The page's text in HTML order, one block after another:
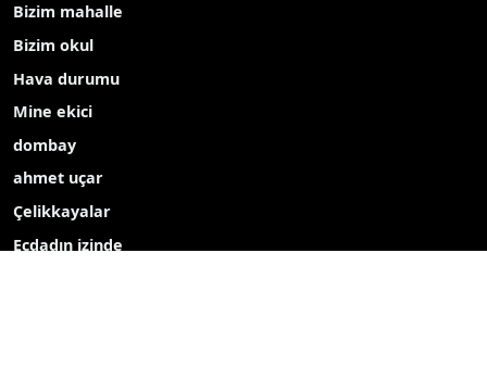
Bizim mahalle
Bizim okul
Hava durumu
Mine ekici
dombay
ahmet uçar
Çelikkayalar
Ecdadın izinde